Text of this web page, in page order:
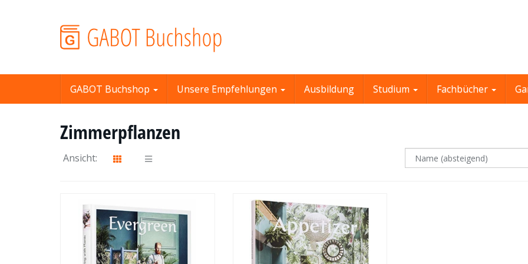
GABOT Buchshop Unsere Empfehlungen Ausbildung Studium Fachbücher
Zimmerpflanzen
Ansicht: